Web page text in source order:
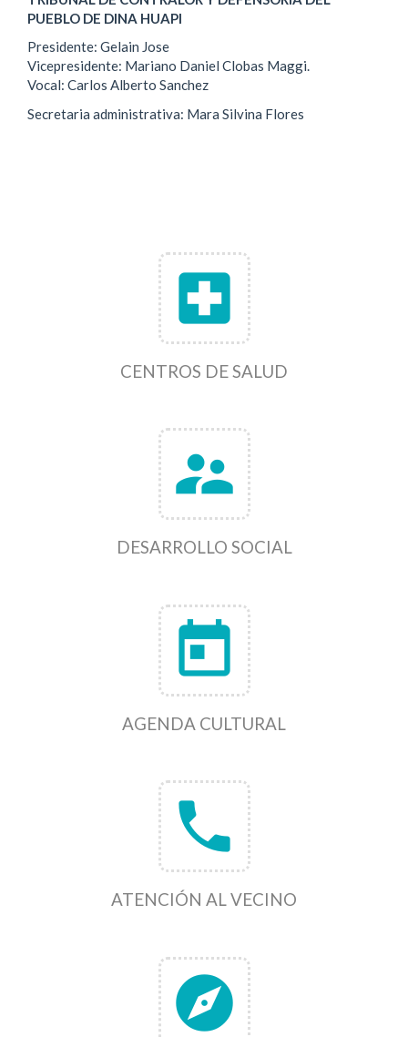
PUEBLO DE DINA HUAPI
Presidente: Gelain Jose
Vicepresidente: Mariano Daniel Clobas Maggi.
Vocal: Carlos Alberto Sanchez
Secretaria administrativa: Mara Silvina Flores
local_hospital
CENTROS DE SALUD
supervisor_account
DESARROLLO SOCIAL
today
AGENDA CULTURAL
phone
ATENCIÓN AL VECINO
explore